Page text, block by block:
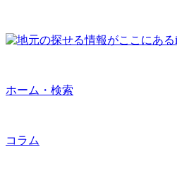
ホーム・検索
コラム